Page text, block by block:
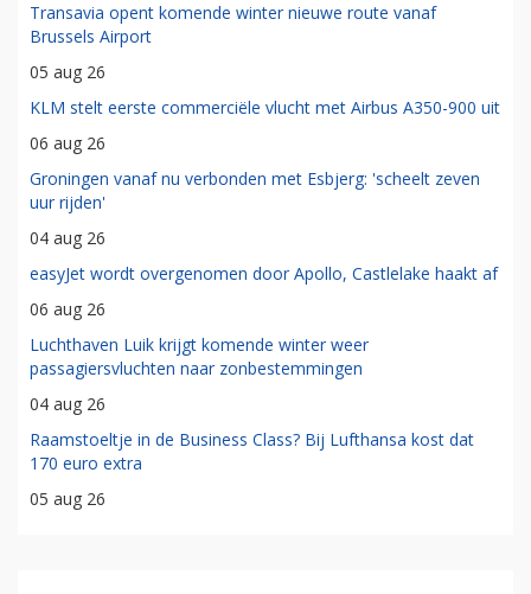
Transavia opent komende winter nieuwe route vanaf
Brussels Airport
05 aug 26
KLM stelt eerste commerciële vlucht met Airbus A350-900 uit
06 aug 26
Groningen vanaf nu verbonden met Esbjerg: 'scheelt zeven
uur rijden'
04 aug 26
easyJet wordt overgenomen door Apollo, Castlelake haakt af
06 aug 26
Luchthaven Luik krijgt komende winter weer
passagiersvluchten naar zonbestemmingen
04 aug 26
Raamstoeltje in de Business Class? Bij Lufthansa kost dat
170 euro extra
05 aug 26